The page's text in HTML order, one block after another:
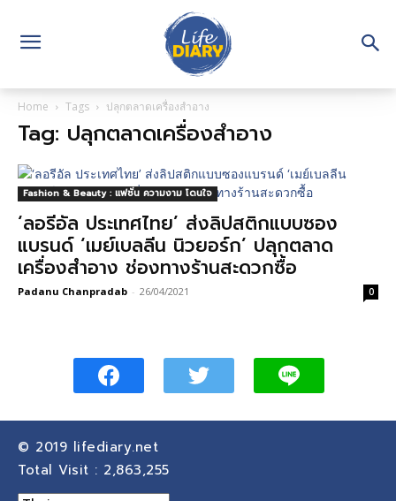
Home Tags ปลุกตลาดเครื่องสำอาง
Tag: ปลุกตลาดเครื่องสำอาง
Fashion & Beauty : แฟชั่น ความงาม โดนใจ
‘ลอรีอัล ประเทศไทย’ ส่งลิปสติกแบบซอง
แบรนด์ ‘เมย์เบลลีน นิวยอร์ก’ ปลุกตลาด
เครื่องสำอาง ช่องทางร้านสะดวกซื้อ
Padanu Chanpradab - 26/04/2021 0
© 2019 lifediary.net
Total Visit : 2,863,255